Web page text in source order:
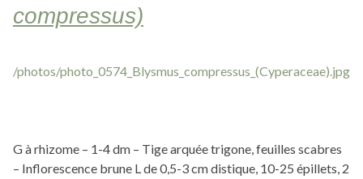
compressus)
G à rhizome – 1-4 dm – Tige arquée trigone, feuilles scabres
– Inflorescence brune L de 0,5-3 cm distique, 10-25 épillets, 2